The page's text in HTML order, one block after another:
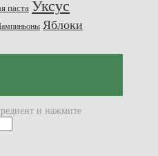
паста Уксус
Яблоки
и нажмите